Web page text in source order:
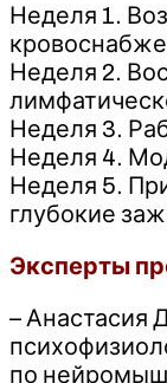
Неделя 1.
Неделя 2.
Неделя 3.
Неделя 4.
Неделя 5.
глубокие
Эксперты
– Анастасия
по